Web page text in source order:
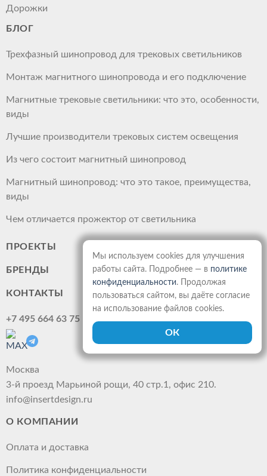
Дорожки
БЛОГ
Трехфазный шинопровод для трековых светильников
Монтаж магнитного шинопровода и его подключение
Магнитные трековые светильники: что это, особенности,
виды
Лучшие производители трековых систем освещения
Из чего состоит магнитный шинопровод
Магнитный шинопровод: что это такое, преимущества,
виды
Чем отличается прожектор от светильника
ПРОЕКТЫ
БРЕНДЫ
КОНТАКТЫ
+7 495 664 63 75
Москва
3-й проезд Марьиной рощи, 40 стр.1, офис 210.
info@insertdesign.ru
О КОМПАНИИ
Оплата и доставка
Политика конфиденциальности
Мы используем cookies для улучшения
работы сайта. Подробнее — в политике
конфиденциальности. Продолжая
пользоваться сайтом, вы даёте согласие
на использование файлов cookies.